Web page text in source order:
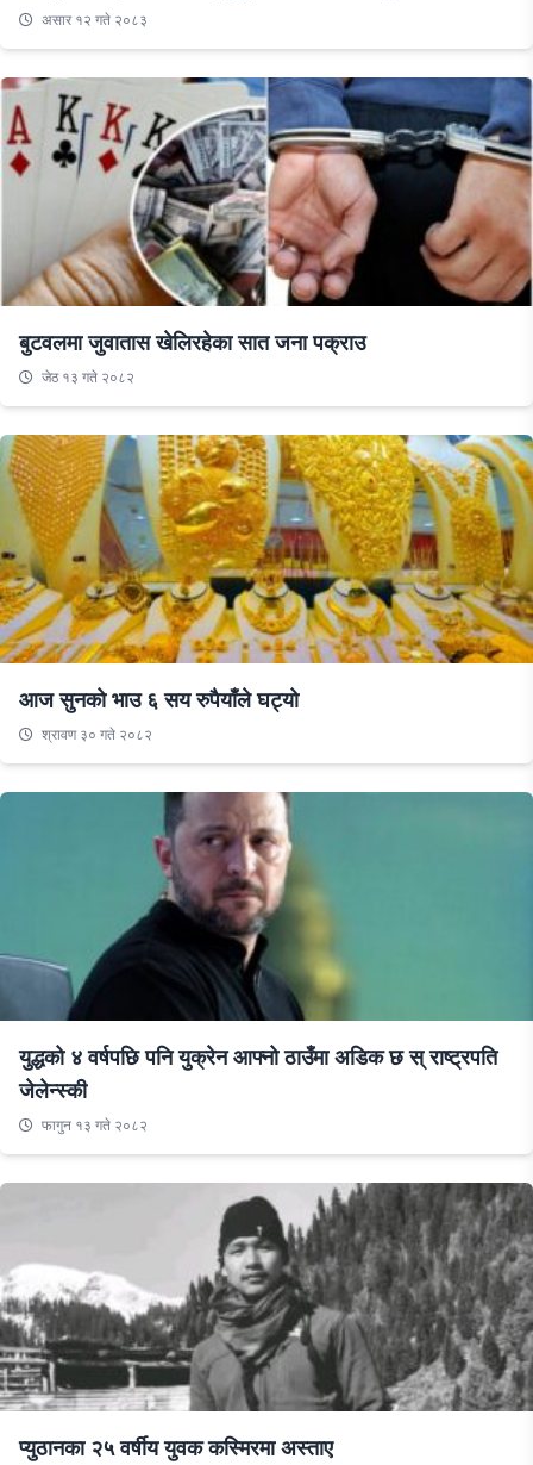
असार १२ गते २०८३
बुटवलमा जुवातास खेलिरहेका सात जना पक्राउ
जेठ १३ गते २०८२
आज सुनको भाउ ६ सय रुपैयाँले घट्यो
श्रावण ३० गते २०८२
युद्धको ४ वर्षपछि पनि युक्रेन आफ्नो ठाउँमा अडिक छ स् राष्ट्रपति
जेलेन्स्की
फागुन १३ गते २०८२
प्युठानका २५ वर्षीय युवक कस्मिरमा अस्ताए